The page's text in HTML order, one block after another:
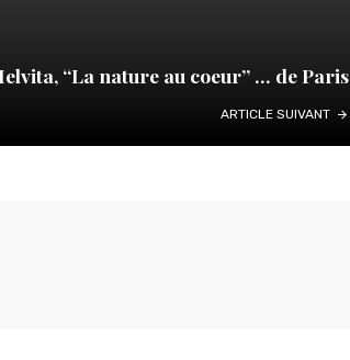
“La nature au coeur” … de Paris
ARTICLE SUIVANT